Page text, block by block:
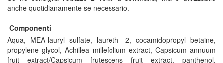
anche quotidianamente se necessario.
Componenti
Aqua, MEA-lauryl sulfate, laureth- 2, cocamidopropyl betaine,
propylene glycol, Achillea millefolium extract, Capsicum annuum
fruit extract/Capsicum frutescens fruit extract, panthenol,